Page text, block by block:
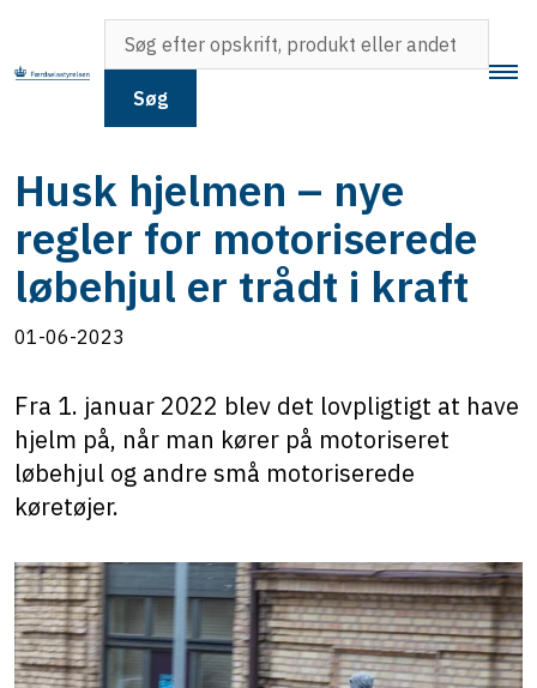
Søg
Husk hjelmen – nye
regler for motoriserede
løbehjul er trådt i kraft
01-06-2023
Fra 1. januar 2022 blev det lovpligtigt at have
hjelm på, når man kører på motoriseret
løbehjul og andre små motoriserede
køretøjer.